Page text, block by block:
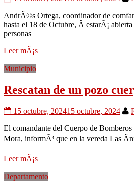
AndrÃ©s Ortega, coordinador de
hasta el 18 de Octubre, Â estarÃ¡
personas
Leer mÃ¡s
Municipio
Rescatan de un pozo
15 octubre, 202415 octubre, 2024
El comandante del Cuerpo de Bomberos
Mora, informÃ³ que en la vereda Las
Leer mÃ¡s
Departamento